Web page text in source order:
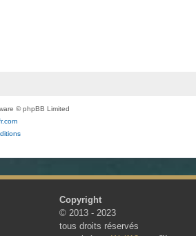
© phpBB Limited
Copyright
© 2013 - 2023
tous droits réservés